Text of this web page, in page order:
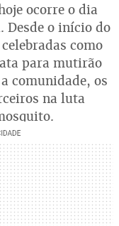
ocorre o dia
Desde o início do
como
para mutirão
comunidade, os
na luta